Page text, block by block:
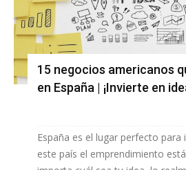
15 negocios americanos
en España | ¡Invierte en
España es el lugar perfecto para
este país el emprendimiento